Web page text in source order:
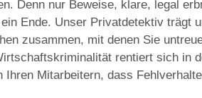
Denn nur Beweise, klare, legal
Ende. Unser Privatdetektiv trägt
zusammen, mit denen Sie
rentiert sich in
Ihren Mitarbeitern, dass